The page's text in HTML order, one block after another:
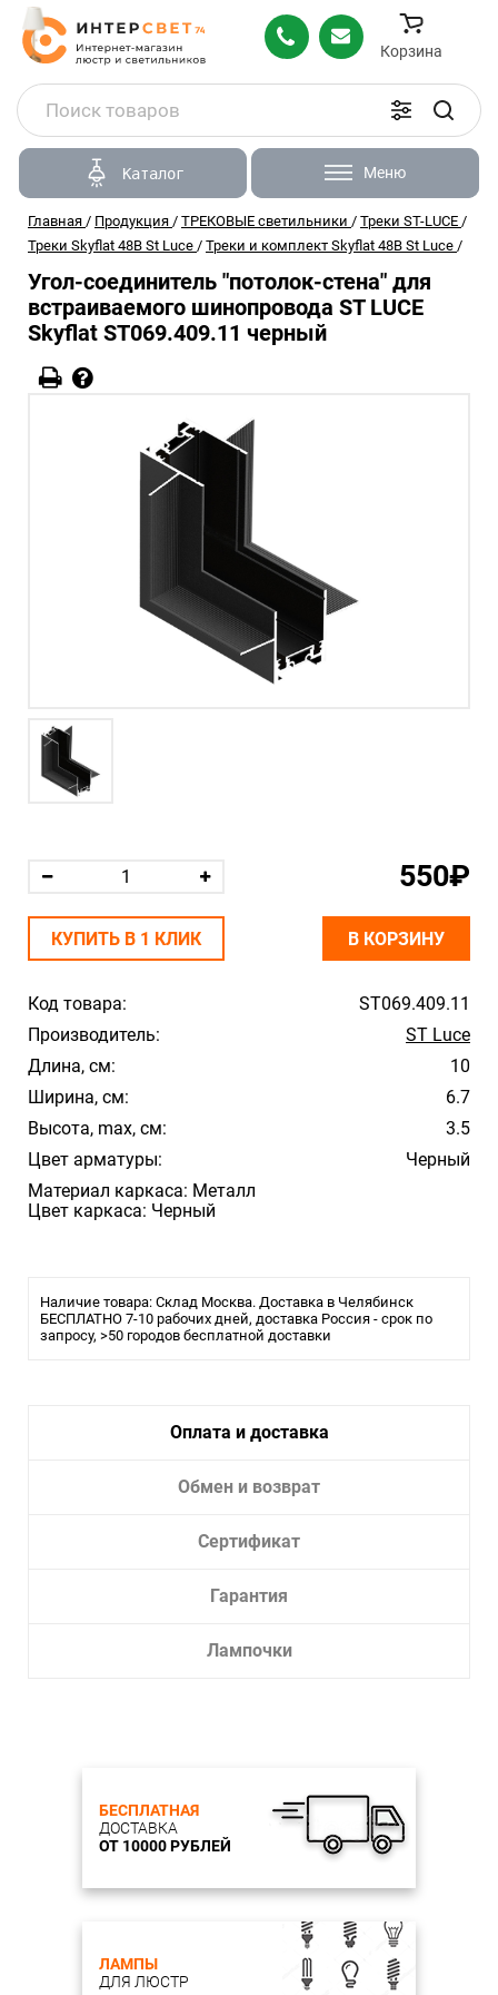
Корзина
Каталог Меню
Главная / Продукция / ТРЕКОВЫЕ светильники / Треки ST-LUCE /
Треки Skyflat 48В St Luce / Треки и комплект Skyflat 48В St Luce /
Угол-соединитель "потолок-стена" для
встраиваемого шинопровода ST LUCE
Skyflat ST069.409.11 черный
Код товара:
ST069.409.11
Производитель:
ST Luce
Длина, см:
10
Ширина, см:
6.7
Высота, max, см:
3.5
Цвет арматуры:
Черный
Материал каркаса: Металл
Цвет каркаса: Черный
Наличие товара: Склад Москва. Доставка в Челябинск
БЕСПЛАТНО 7-10 рабочих дней, доставка Россия - срок по
запросу, >50 городов бесплатной доставки
550₽
КУПИТЬ В 1 КЛИК В КОРЗИНУ
Оплата и доставка
Обмен и возврат
Сертификат
Гарантия
Лампочки
БЕСПЛАТНАЯ
ДОСТАВКА
ОТ 10000 РУБЛЕЙ
ЛАМПЫ
ДЛЯ ЛЮСТР